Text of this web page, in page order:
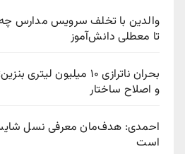
والدین با تخلف سرویس مدارس چه
تا معطلی دانش‌آموز
بحران ناترازی ۱۰ میلیون
و اصلاح ساختار
احمدی: هدف‌مان معرفی نسل
است